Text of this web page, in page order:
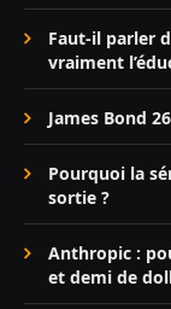
Faut-il parler
vraiment
James Bond
Pourquoi la
sortie ?
Anthropic :
et demi de